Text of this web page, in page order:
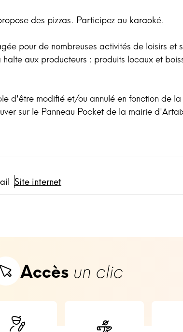
des pizzas. Participez au karaoké.
pour de nombreuses activités de loisirs et
aux producteurs : produits locaux et
d'être modifié et/ou annulé en fonction de la
sur le Panneau Pocket de la mairie
Site internet
Accès un clic